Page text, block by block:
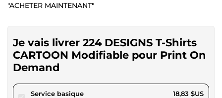
"ACHETER MAINTENANT"
Je vais livrer 224 DESIGNS T-Shirts
CARTOON Modifiable pour Print On
Demand
Service basiquepour 17,35 $US 18,83 $US